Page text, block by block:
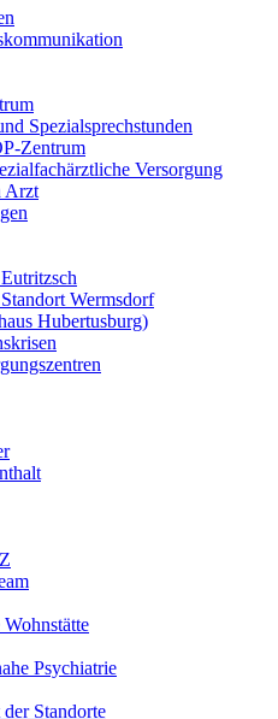
Spezialsprechstunden
Zentrum
Versorgung
Arzt
Wermsdorf
Hubertusburg)
Psychiatrie
Standorte